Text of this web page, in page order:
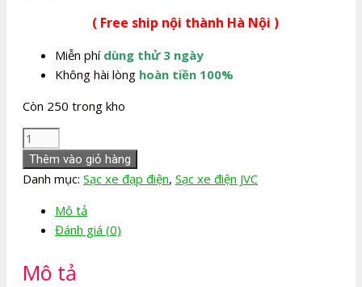
là:
350.000,0₫.
tại
là:
280.000,0₫.
( Free ship nội thành Hà Nội )
Miễn phí dùng thử 3 ngày
Không hài lòng hoàn tiền 100%
Còn 250 trong kho
Sạc
xe
đạp
Eco
Maybach
Thêm vào giỏ hàng
Danh mục: Sạc xe đạp điện, Sạc xe điện JVC
Mô tả
Đánh giá (0)
Mô tả